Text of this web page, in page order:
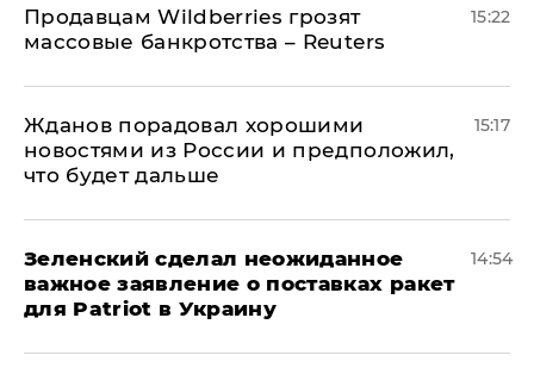
Продавцам Wildberries грозят
массовые банкротства – Reuters
15:22
Жданов порадовал хорошими
новостями из России и предположил,
что будет дальше
15:17
Зеленский сделал неожиданное
важное заявление о поставках ракет
для Patriot в Украину
14:54